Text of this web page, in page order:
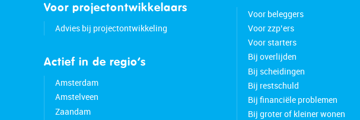
Voor projectontwikkelaars
Advies bij projectontwikkeling
Actief in de regio’s
Amsterdam
Amstelveen
Zaandam
Voor beleggers
Voor zzp’ers
Voor starters
Bij overlijden
Bij scheidingen
Bij restschuld
Bij financiële problemen
Bij groter of kleiner wonen